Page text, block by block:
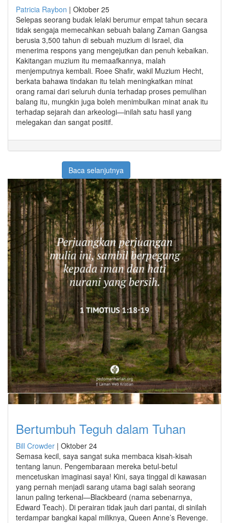
Patricia Raybon | Oktober 25
Selepas seorang budak lelaki berumur empat tahun secara
tidak sengaja memecahkan sebuah balang Zaman Gangsa
berusia 3,500 tahun di sebuah muzium di Israel, dia
menerima respons yang mengejutkan dan penuh kebaikan.
Kakitangan muzium itu memaafkannya, malah
menjemputnya kembali. Roee Shafir, wakil Muzium Hecht,
berkata bahawa tindakan itu telah meningkatkan minat
orang ramai dari seluruh dunia terhadap proses pemulihan
balang itu, mungkin juga boleh menimbulkan minat anak itu
terhadap sejarah dan arkeologi—inilah satu hasil yang
melegakan dan sangat positif.
Baca selanjutnya
Bertumbuh Teguh dalam Tuhan
Bill Crowder | Oktober 24
Semasa kecil, saya sangat suka membaca kisah-kisah
tentang lanun. Pengembaraan mereka betul-betul
mencetuskan imaginasi saya! Kini, saya tinggal di kawasan
yang pernah menjadi sarang utama bagi salah seorang
lanun paling terkenal—Blackbeard (nama sebenarnya,
Edward Teach). Di perairan tidak jauh dari pantai, di sinilah
terdampar bangkai kapal miliknya, Queen Anne’s Revenge.